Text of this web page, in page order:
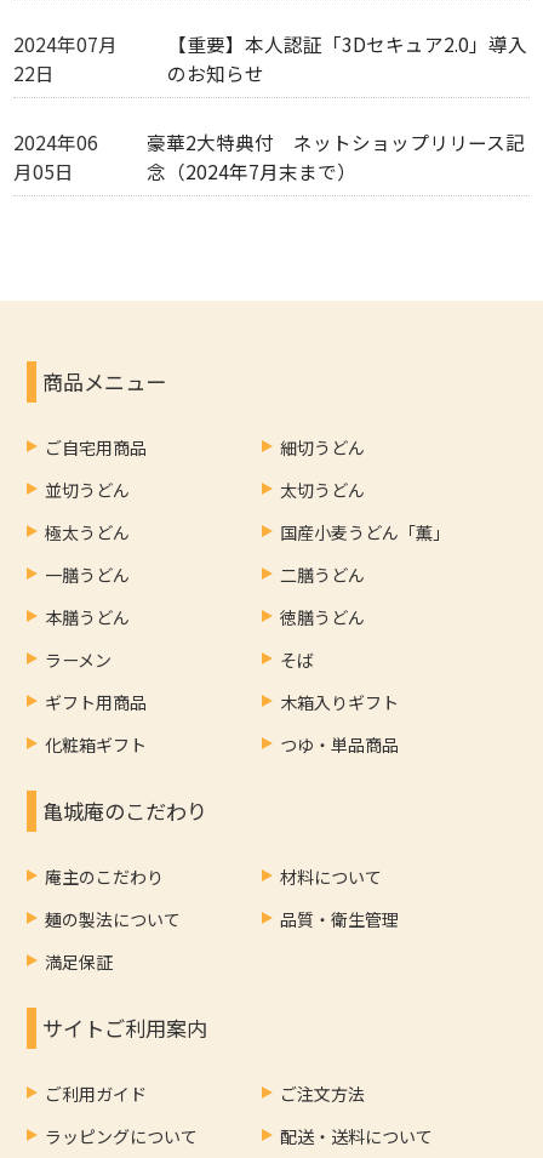
2024年07月
22日
【重要】本人認証「3Dセキュア2.0」導入
のお知らせ
2024年06
月05日
豪華2大特典付 ネットショップリリース記
念（2024年7月末まで）
商品メニュー
ご自宅用商品
細切うどん
並切うどん
太切うどん
極太うどん
国産小麦うどん「薫」
一膳うどん
二膳うどん
本膳うどん
徳膳うどん
ラーメン
そば
ギフト用商品
木箱入りギフト
化粧箱ギフト
つゆ・単品商品
亀城庵のこだわり
庵主のこだわり
材料について
麺の製法について
品質・衛生管理
満足保証
サイトご利用案内
ご利用ガイド
ご注文方法
ラッピングについて
配送・送料について